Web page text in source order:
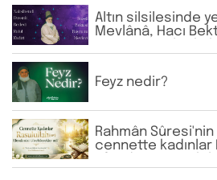
Altın silsilesinde
Mevlânâ, Hacı
ve Fâtiha
Feyz nedir?
Rahmân
cennette kadınlar